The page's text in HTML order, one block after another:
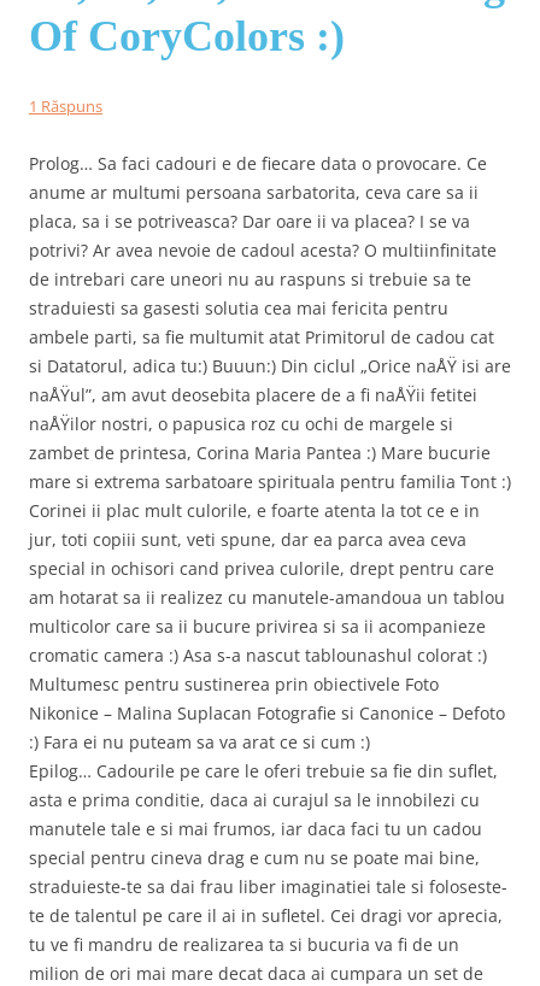
Of CoryColors :)
1 Răspuns
Prolog… Sa faci cadouri e de fiecare data o provocare. Ce
anume ar multumi persoana sarbatorita, ceva care sa ii
placa, sa i se potriveasca? Dar oare ii va placea? I se va
potrivi? Ar avea nevoie de cadoul acesta? O multiinfinitate
de intrebari care uneori nu au raspuns si trebuie sa te
straduiesti sa gasesti solutia cea mai fericita pentru
ambele parti, sa fie multumit atat Primitorul de cadou cat
si Datatorul, adica tu:) Buuun:) Din ciclul „Orice naÅŸ isi are
naÅŸul”, am avut deosebita placere de a fi naÅŸii fetitei
naÅŸilor nostri, o papusica roz cu ochi de margele si
zambet de printesa, Corina Maria Pantea :) Mare bucurie
mare si extrema sarbatoare spirituala pentru familia Tont :)
Corinei ii plac mult culorile, e foarte atenta la tot ce e in
jur, toti copiii sunt, veti spune, dar ea parca avea ceva
special in ochisori cand privea culorile, drept pentru care
am hotarat sa ii realizez cu manutele-amandoua un tablou
multicolor care sa ii bucure privirea si sa ii acompanieze
cromatic camera :) Asa s-a nascut tablounashul colorat :)
Multumesc pentru sustinerea prin obiectivele Foto
Nikonice – Malina Suplacan Fotografie si Canonice – Defoto
:) Fara ei nu puteam sa va arat ce si cum :)
Epilog… Cadourile pe care le oferi trebuie sa fie din suflet,
asta e prima conditie, daca ai curajul sa le innobilezi cu
manutele tale e si mai frumos, iar daca faci tu un cadou
special pentru cineva drag e cum nu se poate mai bine,
straduieste-te sa dai frau liber imaginatiei tale si foloseste-
te de talentul pe care il ai in sufletel. Cei dragi vor aprecia,
tu ve fi mandru de realizarea ta si bucuria va fi de un
milion de ori mai mare decat daca ai cumpara un set de